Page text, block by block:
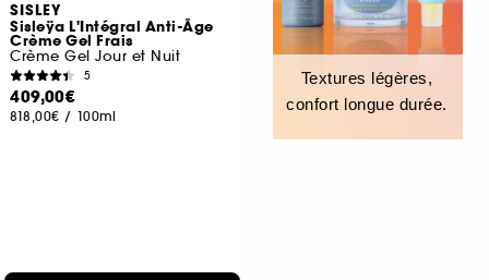
SISLEY
Sisleÿa L'Intégral Anti-Âge
Crème Gel Frais
Crème Gel Jour et Nuit
5
409,00€
818,00€ / 100ml
Textures légères,
confort longue durée.